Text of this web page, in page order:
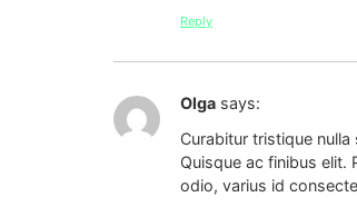
Reply
Olga says:
Curabitur tristique
Quisque ac finibus elit.
odio, varius id